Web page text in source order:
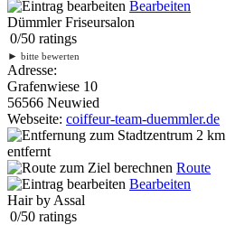
Bearbeiten
Dümmler Friseursalon
0/50 ratings
► bitte bewerten
Adresse:
Grafenwiese 10
56566 Neuwied
Webseite: coiffeur-team-duemmler.de
2 km
entfernt
Route
Bearbeiten
Hair by Assal
0/50 ratings